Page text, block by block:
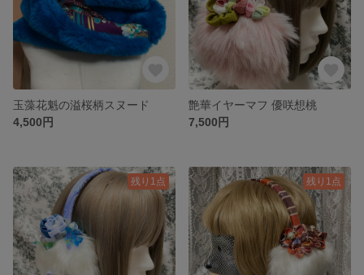
玉藻花魁の溢桜柄スヌード
4,500円
艶華イヤーマフ 優咲想桃
7,500円
残り1点 残り1点